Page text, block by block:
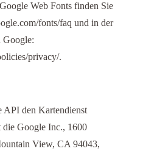
Web Fonts finden Sie
fonts/faq und in der
Google:
privacy/.
API den Kartendienst
Google Inc., 1600
View, CA 94043,